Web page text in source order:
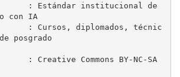
: Estándar institucional de
con IA
: Cursos, diplomados, técnic
posgrado
: Creative Commons BY-NC-SA